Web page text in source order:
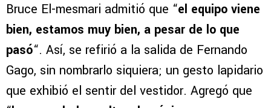
Bruce El-mesmari admitió que “el equipo viene
bien, estamos muy bien, a pesar de lo que
pasó“. Así, se refirió a la salida de Fernando
Gago, sin nombrarlo siquiera; un gesto lapidario
que exhibió el sentir del vestidor. Agregó que